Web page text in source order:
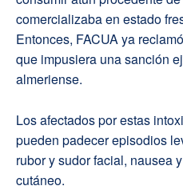
comercializaba en estado
Entonces, FACUA ya
que impusiera una sanción
almeriense.
Los afectados por estas
pueden padecer episodios
rubor y sudor facial, nausea
cutáneo.